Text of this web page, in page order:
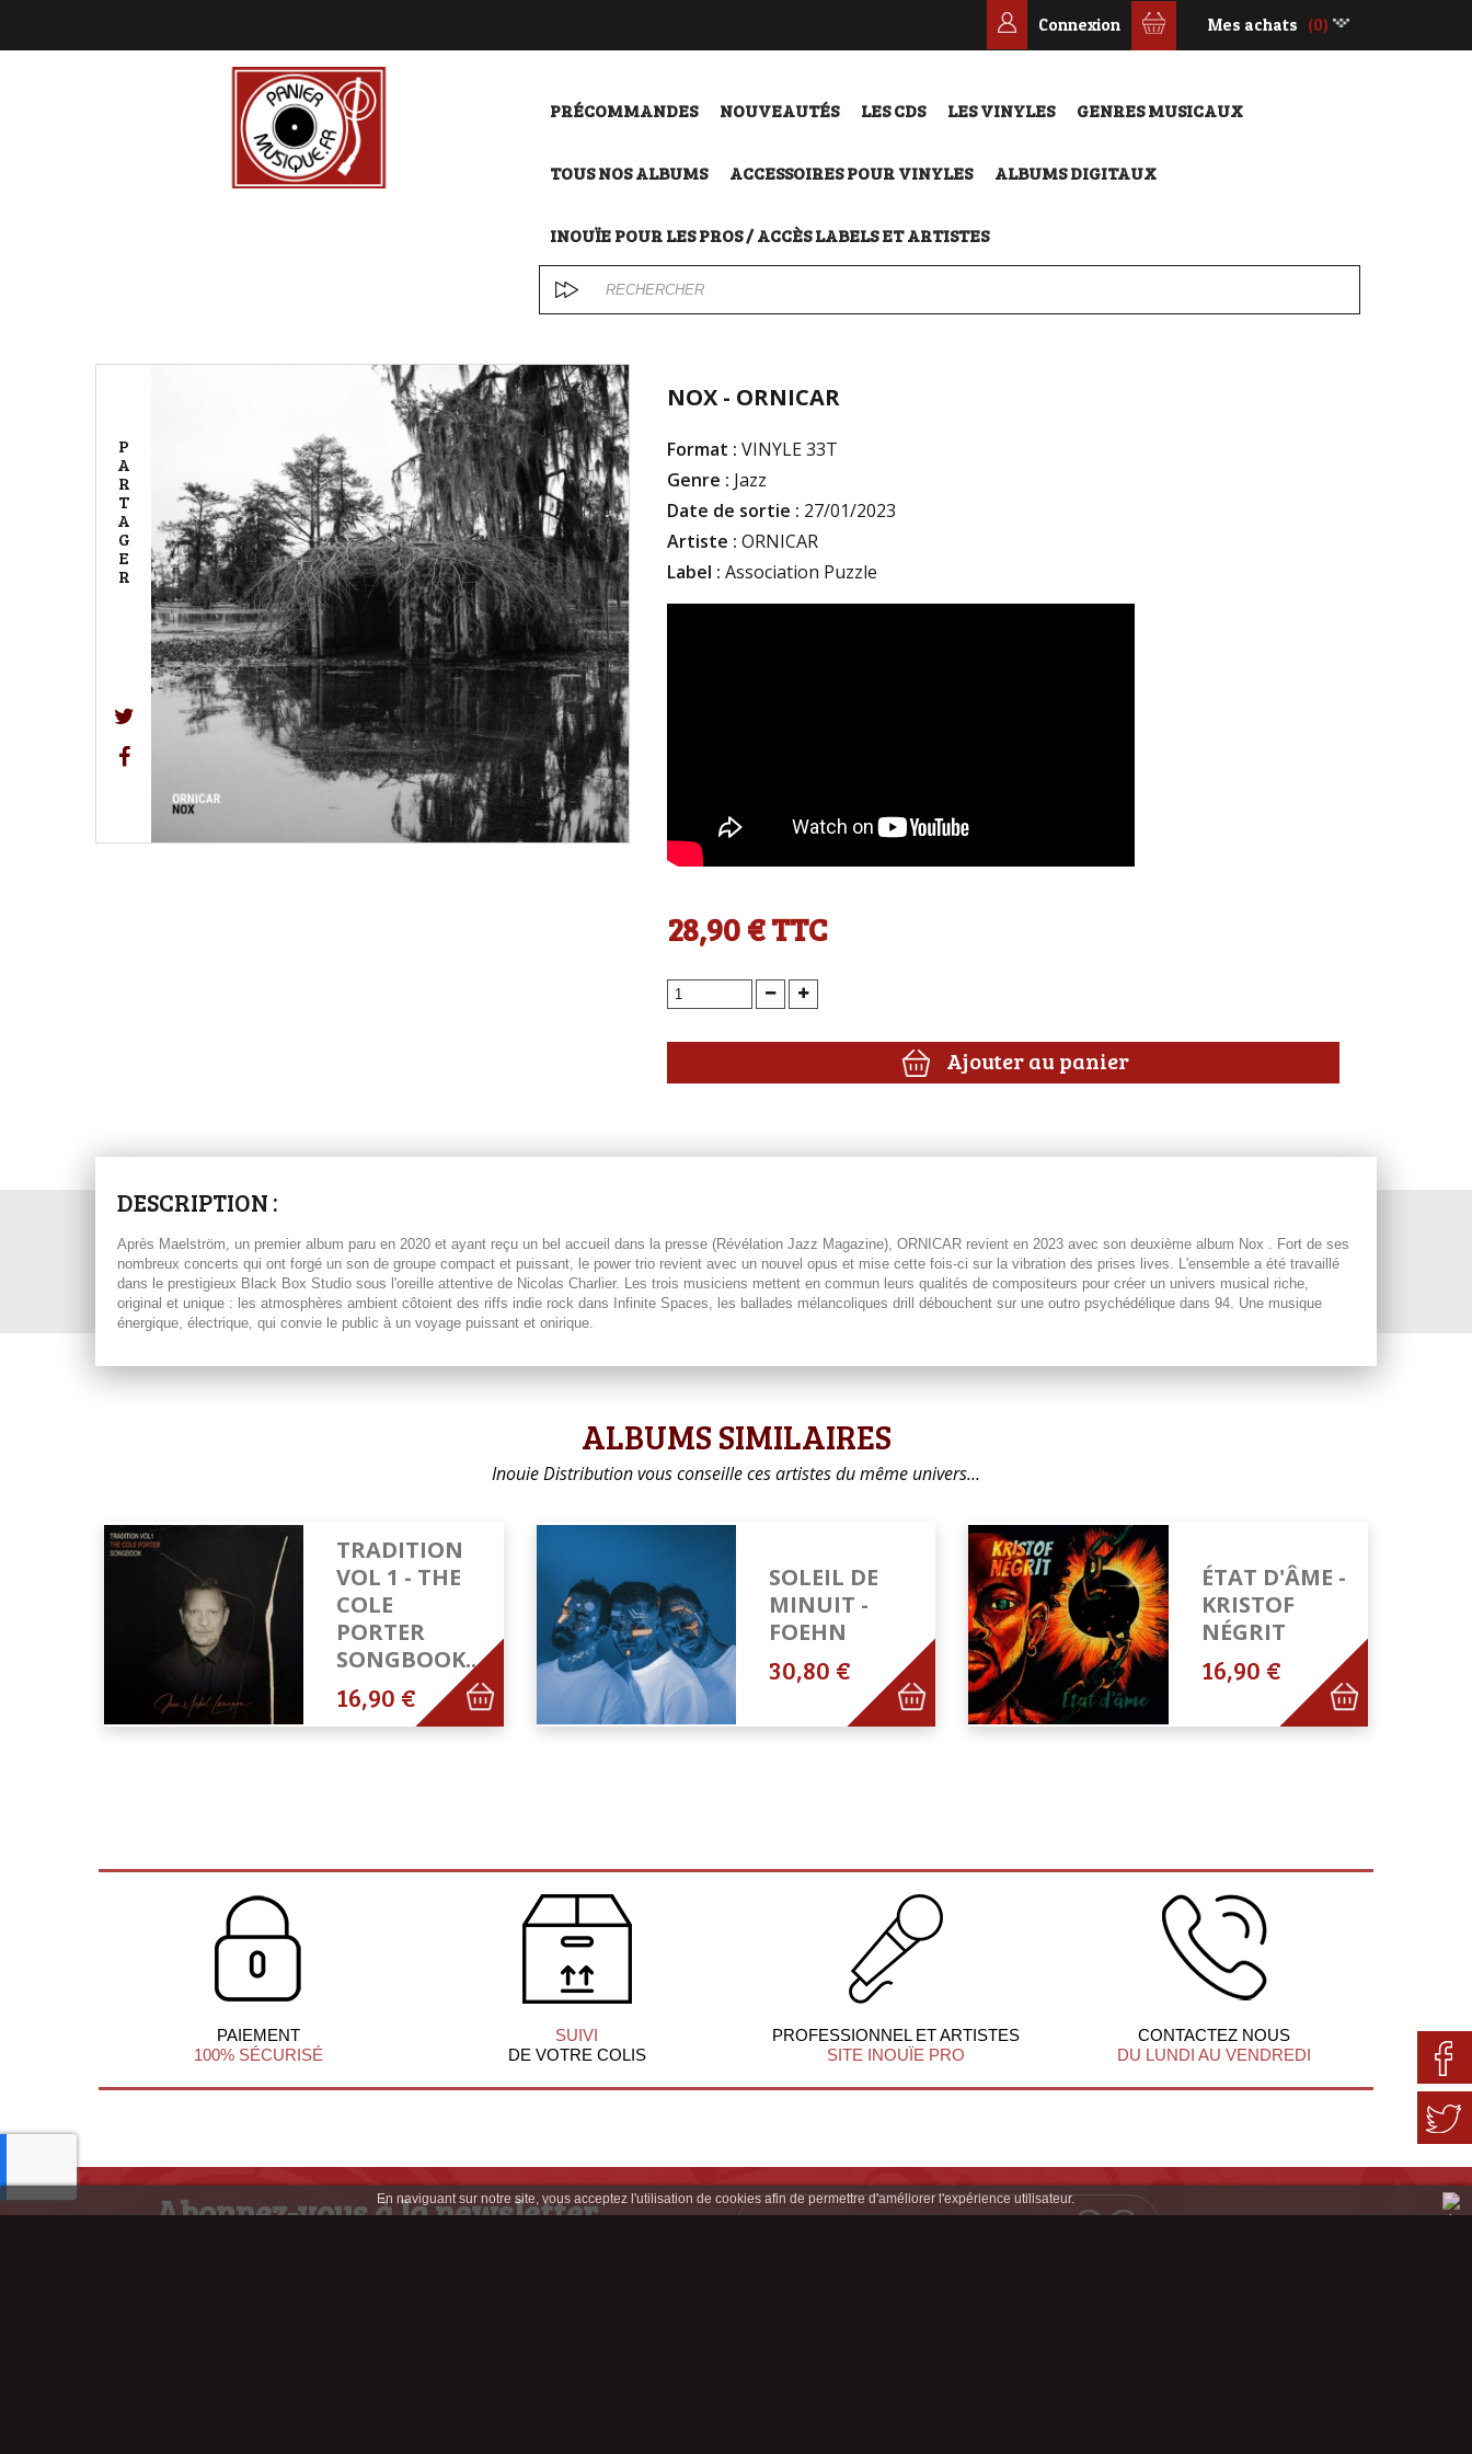
Mes achats (0)
Connexion
PRÉCOMMANDES NOUVEAUTÉS LES CDS LES VINYLES GENRES MUSICAUX
TOUS NOS ALBUMS ACCESSOIRES POUR VINYLES ALBUMS DIGITAUX
INOUÏE POUR LES PROS / ACCÈS LABELS ET ARTISTES
En naviguant sur notre site, vous acceptez l'utilisation de cookies afin de permettre d'améliorer l'expérience utilisateur.
P
A
R
T
A
G
E
R
NOX - ORNICAR
Format : VINYLE 33T
Genre : Jazz
Date de sortie : 27/01/2023
Artiste : ORNICAR
Label : Association Puzzle
28,90 €TTC
Ajouter au panier
DESCRIPTION :
Après Maelström, un premier album paru en 2020 et ayant reçu un bel accueil dans la presse (Révélation Jazz Magazine), ORNICAR revient en 2023 avec son deuxième album Nox . Fort de ses
nombreux concerts qui ont forgé un son de groupe compact et puissant, le power trio revient avec un nouvel opus et mise cette fois-ci sur la vibration des prises lives. L'ensemble a été travaillé
dans le prestigieux Black Box Studio sous l'oreille attentive de Nicolas Charlier. Les trois musiciens mettent en commun leurs qualités de compositeurs pour créer un univers musical riche,
original et unique : les atmosphères ambient côtoient des riffs indie rock dans Infinite Spaces, les ballades mélancoliques drill débouchent sur une outro psychédélique dans 94. Une musique
énergique, électrique, qui convie le public à un voyage puissant et onirique.
ALBUMS SIMILAIRES
Inouie Distribution vous conseille ces artistes du même univers…
TRADITION
VOL 1 - THE
COLE
PORTER
SONGBOOK...
16,90 €
SOLEIL DE
MINUIT -
FOEHN
30,80 €
ÉTAT D'ÂME -
KRISTOF
NÉGRIT
16,90 €
PAIEMENT
100% SÉCURISÉ
SUIVI
DE VOTRE COLIS
PROFESSIONNEL ET ARTISTES
SITE INOUÏE PRO
CONTACTEZ NOUS
DU LUNDI AU VENDREDI
Abonnez-vous à la newsletter